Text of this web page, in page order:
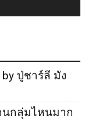
ปู่ชาร์ลี มัง
นกลุ่มไหนมาก